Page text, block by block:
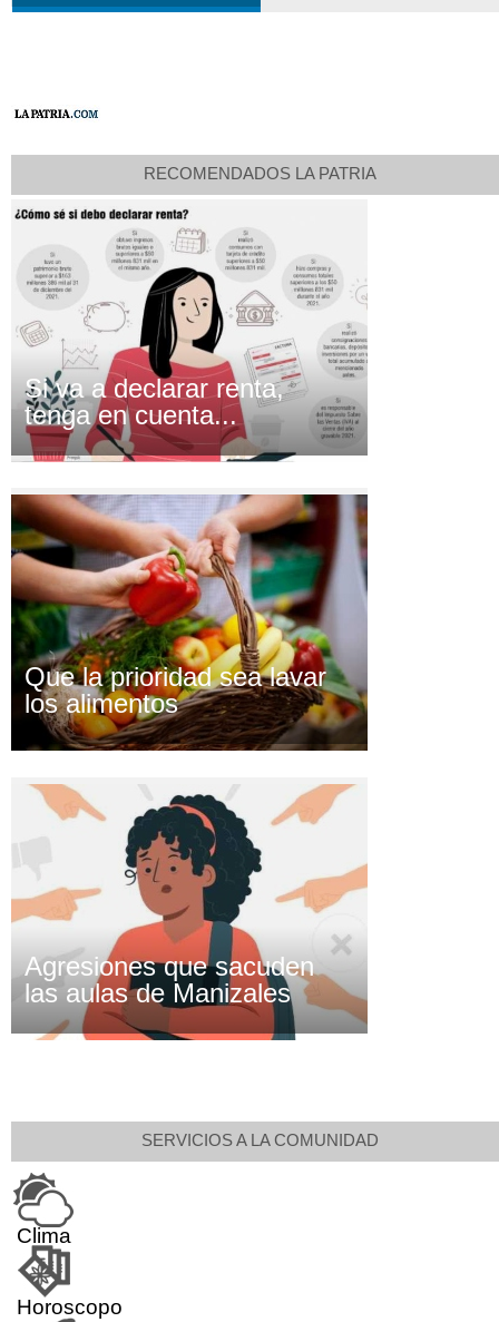
RECOMENDADOS LA PATRIA
Si va a declarar renta,
tenga en cuenta...
Que la prioridad sea lavar
los alimentos
Agresiones que sacuden
las aulas de Manizales
SERVICIOS A LA COMUNIDAD
Clima
Horoscopo